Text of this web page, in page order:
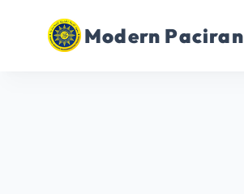
Modern Paciran